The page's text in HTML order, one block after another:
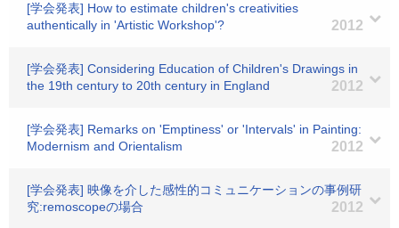
[学会発表] How to estimate children's creativities
authentically in 'Artistic Workshop'?
2012
[学会発表] Considering Education of Children's Drawings in
the 19th century to 20th century in England
2012
[学会発表] Remarks on 'Emptiness' or 'Intervals' in Painting:
Modernism and Orientalism
2012
[学会発表] 映像を介した感性的コミュニケーションの事例研
究:remoscopeの場合
2012